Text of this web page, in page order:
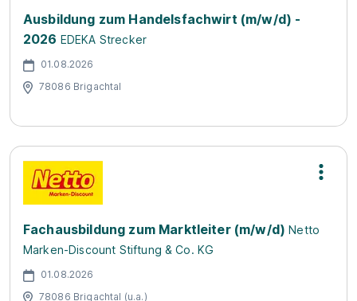
Ausbildung zum Handelsfachwirt (m/w/d) -
2026 EDEKA Strecker
01.08.2026
78086 Brigachtal
Fachausbildung zum Marktleiter (m/w/d) Netto
Marken-Discount Stiftung & Co. KG
01.08.2026
78086 Brigachtal (u.a.)